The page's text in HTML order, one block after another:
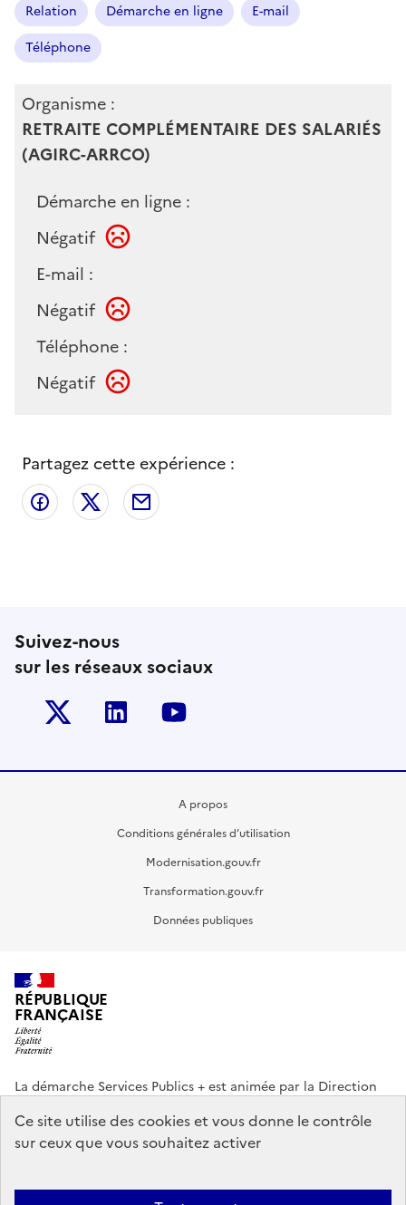
Relation
Démarche en ligne
E-mail
Téléphone
Organisme :
RETRAITE COMPLÉMENTAIRE DES SALARIÉS
(AGIRC-ARRCO)
Démarche en ligne :
Négatif
E-mail :
Négatif
Téléphone :
Négatif
Partagez cette expérience :
Partager sur Facebook
Partager sur X
Suivez-nous
sur les réseaux sociaux
Twitter-x Linkedin
A propos
Conditions générales d’utilisation
Modernisation.gouv.fr
Transformation.gouv.fr
Données publiques
RÉPUBLIQUE
FRANÇAISE
La démarche Services Publics + est animée par la Direction
info.gouv.fr service-public.gouv.fr
legifrance.gouv.fr
data.gouv.fr
Ce site utilise des cookies et vous donne le contrôle
sur ceux que vous souhaitez activer